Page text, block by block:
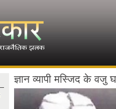
ज्ञान व्यापी मस्जिद के वजु